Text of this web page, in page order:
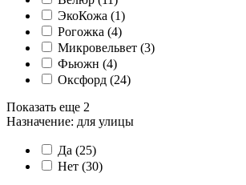
ЭкоКожа (1)
Рогожка (4)
Микровельвет (3)
Фьюжн (4)
Оксфорд (24)
Показать еще 2
Назначение: для улицы
Да (25)
Нет (30)